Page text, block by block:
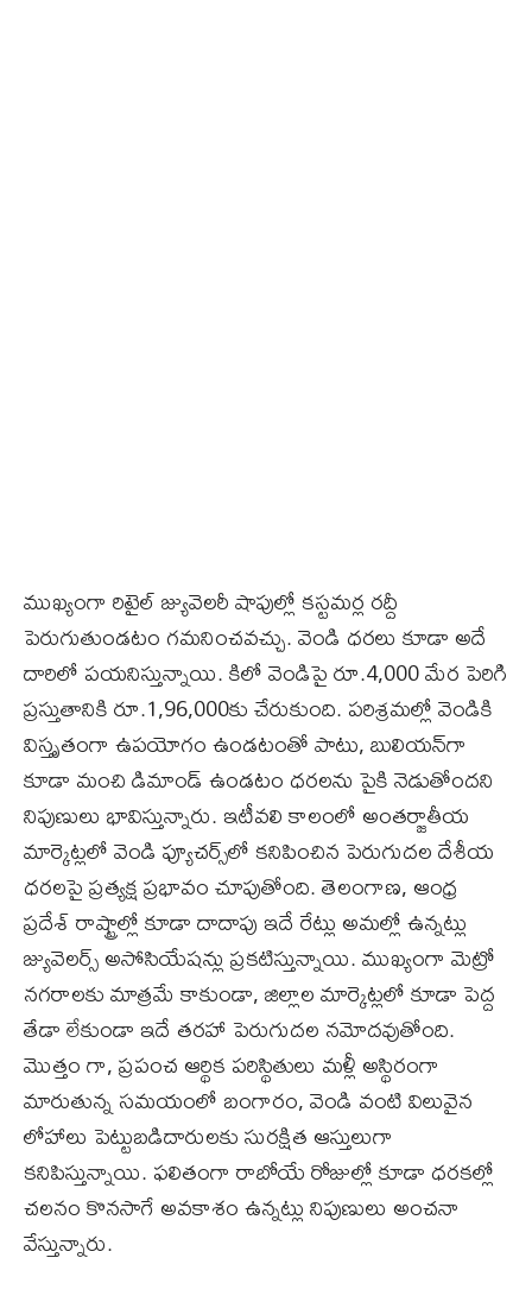
ముఖ్యంగా రిటైల్ జ్యువెలరీ షాపుల్లో కస్టమర్ల రద్దీ
పెరుగుతుండటం గమనించవచ్చు. వెండి ధరలు కూడా అదే
దారిలో పయనిస్తున్నాయి. కిలో వెండిపై రూ.4,000 మేర పెరిగి
ప్రస్తుతానికి రూ.1,96,000కు చేరుకుంది. పరిశ్రమల్లో వెండికి
విస్తృతంగా ఉపయోగం ఉండటంతో పాటు, బులియన్‌గా
కూడా మంచి డిమాండ్ ఉండటం ధరలను పైకి నెడుతోందని
నిపుణులు భావిస్తున్నారు. ఇటీవలి కాలంలో అంతర్జాతీయ
మార్కెట్లలో వెండి ఫ్యూచర్స్‌లో కనిపించిన పెరుగుదల దేశీయ
ధరలపై ప్రత్యక్ష ప్రభావం చూపుతోంది. తెలంగాణ, ఆంధ్ర
ప్రదేశ్ రాష్ట్రాల్లో కూడా దాదాపు ఇదే రేట్లు అమల్లో ఉన్నట్లు
జ్యువెలర్స్ అసోసియేషన్లు ప్రకటిస్తున్నాయి. ముఖ్యంగా మెట్రో
నగరాలకు మాత్రమే కాకుండా, జిల్లాల మార్కెట్లలో కూడా పెద్ద
తేడా లేకుండా ఇదే తరహా పెరుగుదల నమోదవుతోంది.
మొత్తం గా, ప్రపంచ ఆర్థిక పరిస్థితులు మళ్లీ అస్థిరంగా
మారుతున్న సమయంలో బంగారం, వెండి వంటి విలువైన
లోహాలు పెట్టుబడిదారులకు సురక్షిత ఆస్తులుగా
కనిపిస్తున్నాయి. ఫలితంగా రాబోయే రోజుల్లో కూడా ధరకల్లో
చలనం కొనసాగే అవకాశం ఉన్నట్లు నిపుణులు అంచనా
వేస్తున్నారు.